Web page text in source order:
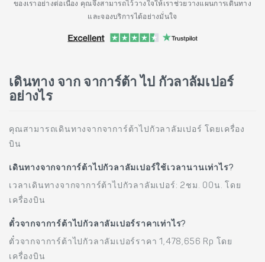
ของเราอย่างต่อเนื่อง คุณจึงสามารถไว้วางใจให้เราช่วยวางแผนการเดินทาง
และจองบริการได้อย่างมั่นใจ
เดินทาง จาก จาการ์ต้า ไป กัวลาลัมเปอร์
อย่างไร
คุณสามารถเดินทางจากจาการ์ต้าไปกัวลาลัมเปอร์ โดยเครื่อง
บิน
เดินทางจากจาการ์ต้าไปกัวลาลัมเปอร์ใช้เวลานานเท่าไร?
เวลาเดินทางจากจาการ์ต้าไปกัวลาลัมเปอร์: 2ชม. 00น. โดย
เครื่องบิน
ตั๋วจากจาการ์ต้าไปกัวลาลัมเปอร์ราคาเท่าไร?
ตั๋วจากจาการ์ต้าไปกัวลาลัมเปอร์ราคา 1,478,656 Rp โดย
เครื่องบิน